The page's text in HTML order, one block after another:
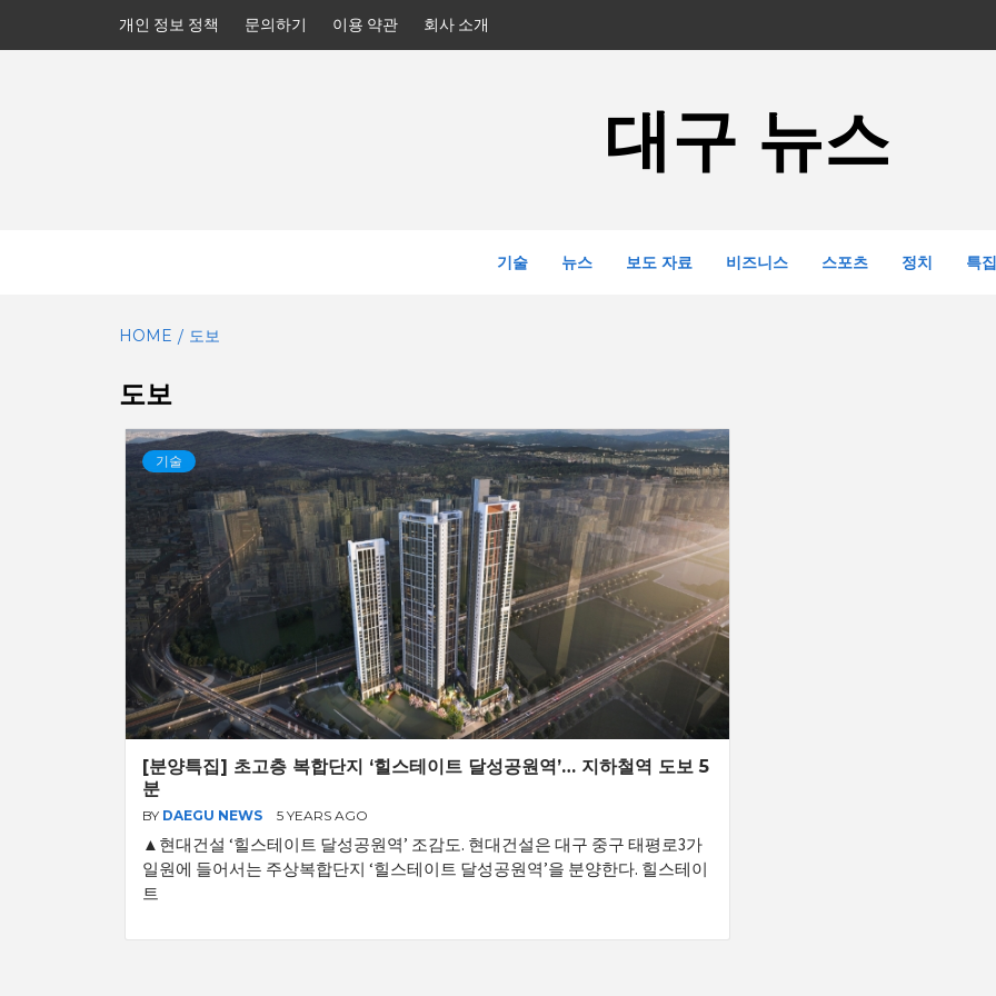
개인 정보 정책 문의하기 이용 약관 회사 소개
대구 뉴스
기술 뉴스 보도 자료 비즈니스 스포츠 정치 특집
HOME 도보
도보
기술
[분양특집] 초고층 복합단지 ‘힐스테이트 달성공원역’… 지하철역 도보 5
분
BY DAEGU NEWS 5 YEARS AGO
▲현대건설 ‘힐스테이트 달성공원역’ 조감도. 현대건설은 대구 중구 태평로3가
일원에 들어서는 주상복합단지 ‘힐스테이트 달성공원역’을 분양한다. 힐스테이
트